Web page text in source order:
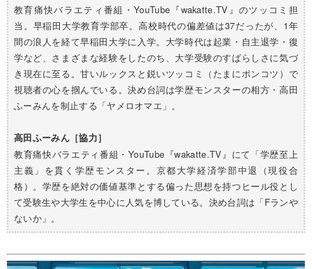
教育痛快バラエティ番組・YouTube『wakatte.TV』のツッコミ担
当。早稲田大学教育学部卒。高校時代の偏差値は37だったが、1年
間の浪人を経て早稲田大学に入学。大学時代は起業・自主退学・復
学など、さまざまな経験をしたのち、大学受験のすばらしさに気づ
き現在に至る。甘いルックスと鋭いツッコミ（たまにポンコツ）で
視聴者の心を掴んでいる。決め台詞は学歴モンスターの相方・高田
ふーみんを制止する「ヤメロオマエ」。
高田ふーみん［協力］
教育痛快バラエティ番組・YouTube『wakatte.TV』にて「学歴至上
主義」を貫く学歴モンスター。京都大学経済学部中退（現役合
格）。学歴を絶対の価値基準とする偏った思想を持つヒール役とし
て受験生や大学生を中心に人気を博している。決め台詞は「Fランや
ないか」。